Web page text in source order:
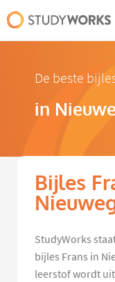
De beste
in
Bijles
StudyWorks
bijles Frans in
leerstof wordt